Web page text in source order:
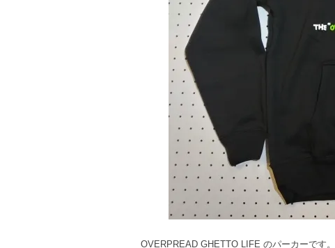
OVERPREAD GHETTO LIFE のパーカーです。